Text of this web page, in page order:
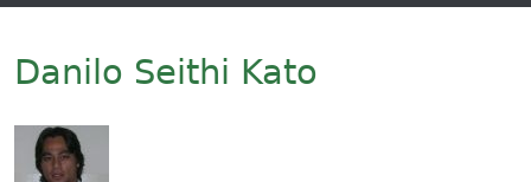
Danilo Seithi Kato
Imagen